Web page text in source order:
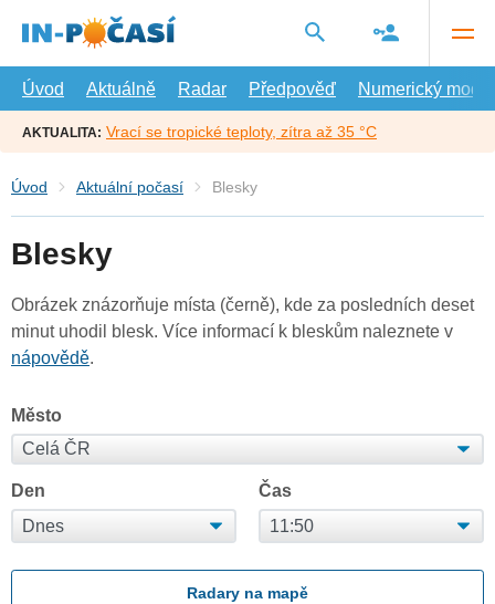
hlavní
Úvod
Aktuálně Radar Předpověď Numerický model
AKTUALITA: Vrací se tropické teploty, zítra až 35 °C
Úvod Aktuální počasí Blesky
Blesky
Obrázek znázorňuje místa (černě), kde za posledních deset
minut uhodil blesk. Více informací k bleskům naleznete v
nápovědě.
Město
Den Čas
Radary na mapě